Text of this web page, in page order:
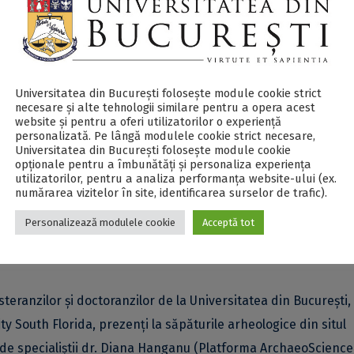
Zooarchaeology & Archaeobotany”. Evenimentul este
cadrul Institutului de Cercetare al Universității București,
al Academiei Române, Muzeul Național de Istorie a
Dunării de Jos Călărași și Muzeul Civilizației Gumelnița
o inițiativă nouă, dedicată studenților, masteranzilor
introductive legate de trendurile actuale din cercetarea
specifice domeniului ArchaeoSciences.
în domeniul bioarheologiei, mai precis în direcțiile de
malacologiei și arheoihtiologiei.
și doctoranzilor de la Universitatea din București,
South Florida, prezenți la săpăturile arheologice din situl
specialiștii dr. Diana Hanganu (Platforma
Universitatea din București folosește module cookie strict
necesare și alte tehnologii similare pentru a opera acest
website și pentru a oferi utilizatorilor o experiență
personalizată. Pe lângă modulele cookie strict necesare,
Universitatea din București folosește module cookie
opționale pentru a îmbunătăți și personaliza experiența
utilizatorilor, pentru a analiza performanța website-ului (ex.
numărarea vizitelor în site, identificarea surselor de trafic).
Personalizează modulele cookie Acceptă tot